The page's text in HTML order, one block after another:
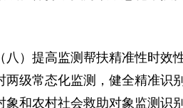
（八）提高监测帮扶精准性时
两级常态化监测，健全精准识
象和农村社会救助对象监测识